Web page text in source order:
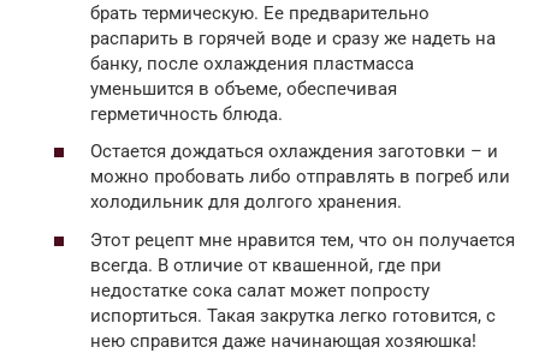
брать термическую. Ее предварительно
распарить в горячей воде и сразу же надеть на
банку, после охлаждения пластмасса
уменьшится в объеме, обеспечивая
герметичность блюда.
Остается дождаться охлаждения заготовки – и
можно пробовать либо отправлять в погреб или
холодильник для долгого хранения.
Этот рецепт мне нравится тем, что он получается
всегда. В отличие от квашенной, где при
недостатке сока салат может попросту
испортиться. Такая закрутка легко готовится, с
нею справится даже начинающая хозяюшка!